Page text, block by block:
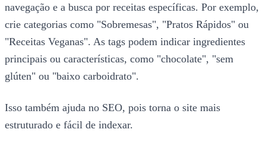
navegação e a busca por receitas específicas. Por exemplo,
crie categorias como "Sobremesas", "Pratos Rápidos" ou
"Receitas Veganas". As tags podem indicar ingredientes
principais ou características, como "chocolate", "sem
glúten" ou "baixo carboidrato".
Isso também ajuda no SEO, pois torna o site mais
estruturado e fácil de indexar.